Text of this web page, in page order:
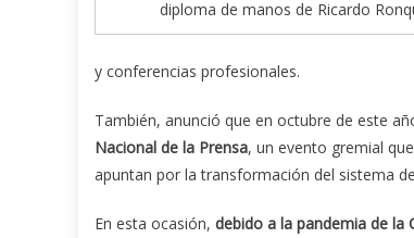
diploma de manos de Ricardo
y conferencias profesionales.
También, anunció que en octubre de este
Nacional de la Prensa, un evento gremial
apuntan por la transformación del sistema
En esta ocasión, debido a la pandemia de la